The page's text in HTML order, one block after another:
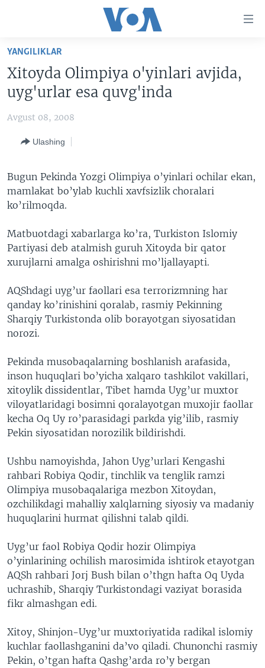
Boshiga
Qidiruvga
o'ting
AMERIKA
VATANDOSHLAR
AMERIKA MANZARALARI
XALQARO HAYOT
VASHINGTON CHOYXONASI
MOBIL-SALOM!
XABARLAR SURATLARDA
IJTIMOIY TARMOQLAR
FACEBOOK
YOUTUBE
INSTAGRAM
TELEGRAM
TWITTER
SOUNDCLOUD
INGLIZ TILI DARSLARI
EDITORIAL
Learning English
YANGILIKLAR
Xitoyda Olimpiya o'yinlari avjida,
uyg'urlar esa quvg'inda
Avgust 08, 2008
Ulashing
Bugun Pekinda Yozgi Olimpiya o’yinlari ochilar ekan,
mamlakat bo’ylab kuchli xavfsizlik choralari
ko’rilmoqda.
Matbuotdagi xabarlarga ko’ra, Turkiston Islomiy
Partiyasi deb atalmish guruh Xitoyda bir qator
xurujlarni amalga oshirishni mo’ljallayapti.
AQShdagi uyg’ur faollari esa terrorizmning har
qanday ko’rinishini qoralab, rasmiy Pekinning
Sharqiy Turkistonda olib borayotgan siyosatidan
norozi.
Pekinda musobaqalarning boshlanish arafasida,
inson huquqlari bo’yicha xalqaro tashkilot vakillari,
xitoylik dissidentlar, Tibet hamda Uyg’ur muxtor
viloyatlaridagi bosimni qoralayotgan muxojir faollar
kecha Oq Uy ro’parasidagi parkda yig’ilib, rasmiy
Pekin siyosatidan norozilik bildirishdi.
Ushbu namoyishda, Jahon Uyg’urlari Kengashi
rahbari Robiya Qodir, tinchlik va tenglik ramzi
Olimpiya musobaqalariga mezbon Xitoydan,
ozchilikdagi mahalliy xalqlarning siyosiy va madaniy
huquqlarini hurmat qilishni talab qildi.
Uyg’ur faol Robiya Qodir hozir Olimpiya
o’yinlarining ochilish marosimida ishtirok etayotgan
AQSh rahbari Jorj Bush bilan o’thgn hafta Oq Uyda
uchrashib, Sharqiy Turkistondagi vaziyat borasida
fikr almashgan edi.
Xitoy, Shinjon-Uyg’ur muxtoriyatida radikal islomiy
kuchlar faollashganini da’vo qiladi. Chunonchi rasmiy
Pekin, o’tgan hafta Qashg’arda ro’y bergan